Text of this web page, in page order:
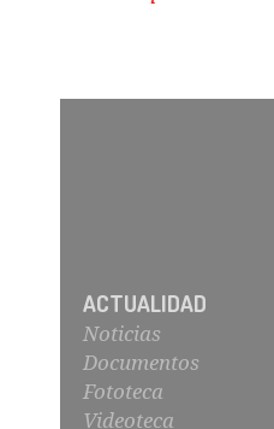
ACTUALIDAD
Noticias
Documentos
Fototeca
Videoteca